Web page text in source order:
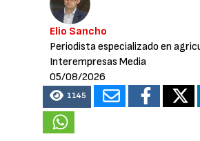
Elio Sancho
Periodista especializado en
Interempresas Media
05/08/2026
1145